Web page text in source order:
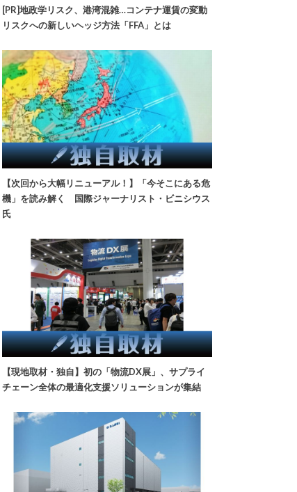
[PR]地政学リスク、港湾混雑…コンテナ運賃の変動
リスクへの新しいヘッジ方法「FFA」とは
【次回から大幅リニューアル！】「今そこにある危
機」を読み解く 国際ジャーナリスト・ビニシウス
氏
【現地取材・独自】初の「物流DX展」、サプライ
チェーン全体の最適化支援ソリューションが集結